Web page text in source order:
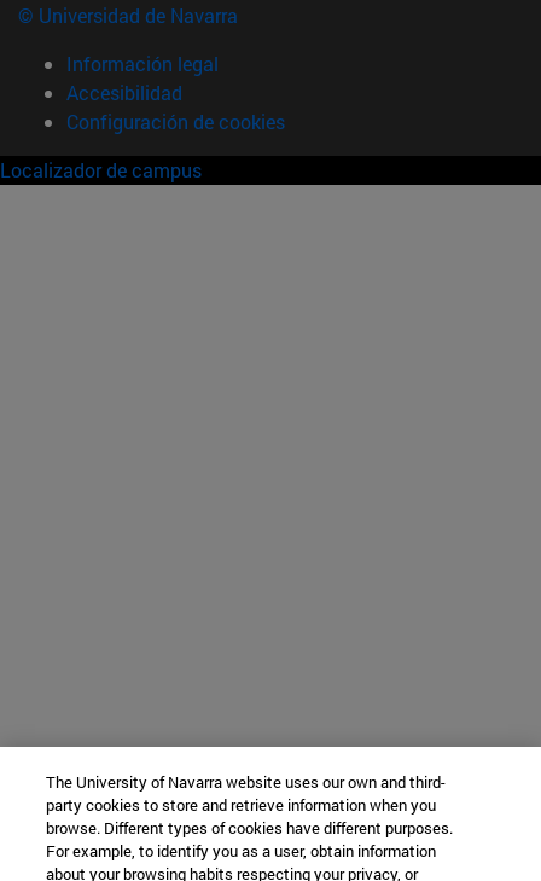
© Universidad de Navarra
Información legal
Accesibilidad
Configuración de cookies
Localizador de campus
The University of Navarra website uses our own and third-
party cookies to store and retrieve information when you
browse. Different types of cookies have different purposes.
For example, to identify you as a user, obtain information
about your browsing habits respecting your privacy, or